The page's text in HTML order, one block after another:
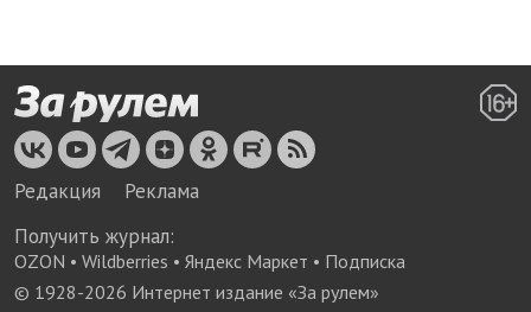
Редакция
Реклама
Получить журнал:
OZON • Wildberries • Яндекс Маркет • Подписка
© 1928-2026 Интернет издание «За рулем»